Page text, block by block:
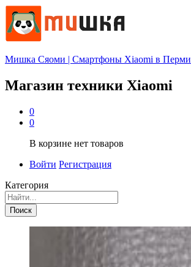
Мишка Сяоми | Смартфоны Xiaomi в Перми
Магазин техники Xiaomi
0
0
В корзине нет товаров
Войти Регистрация
Категория
Поиск